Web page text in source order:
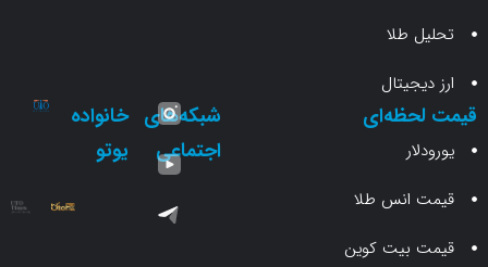
انس طلا
بیت کوین
شبکه‌های خانواده
یوتو